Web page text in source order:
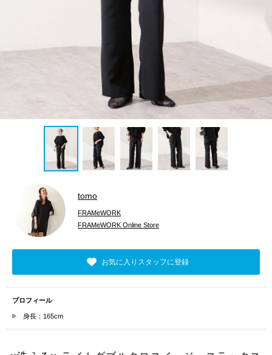
tomo
FRAMeWORK
FRAMeWORK Online Store
お気に入りスタッフに登録
プロフィール
身長：165cm